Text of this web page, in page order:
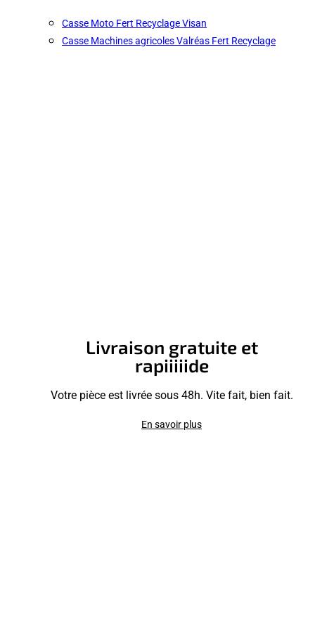
Casse Moto Fert Recyclage Visan
Casse Machines agricoles Valréas Fert Recyclage
Livraison gratuite et
rapiiiiide
Votre pièce est livrée sous 48h. Vite fait, bien fait.
En savoir plus